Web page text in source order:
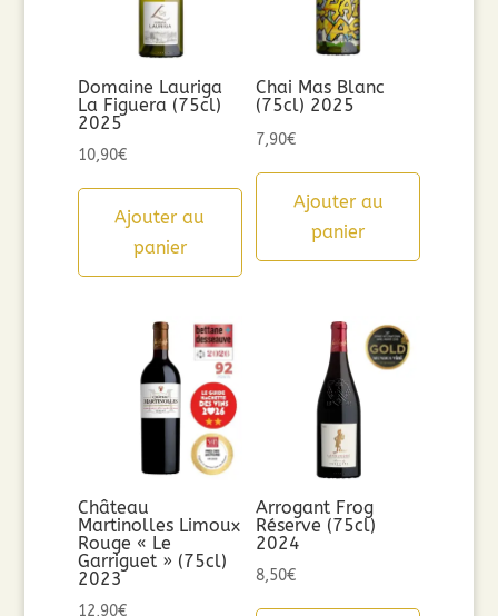
Domaine Lauriga
La Figuera (75cl)
2025
10,90€
Ajouter au
panier
Chai Mas Blanc
(75cl) 2025
7,90€
Ajouter au
panier
Château
Martinolles Limoux
Rouge « Le
Garriguet » (75cl)
2023
12,90€
Arrogant Frog
Réserve (75cl)
2024
8,50€